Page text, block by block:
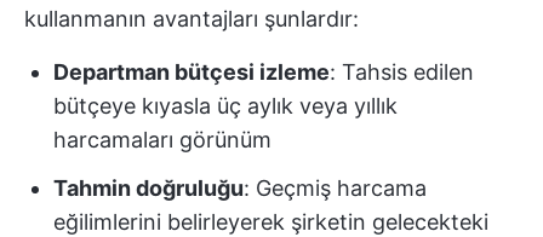
kullanmanın avantajları şunlardır:
Departman bütçesi izleme: Tahsis edilen
bütçeye kıyasla üç aylık veya yıllık
harcamaları görünüm
Tahmin doğruluğu: Geçmiş harcama
eğilimlerini belirleyerek şirketin gelecekteki